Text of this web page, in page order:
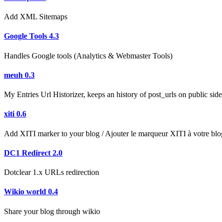
Add XML Sitemaps
Google Tools 4.3
Handles Google tools (Analytics & Webmaster Tools)
meuh 0.3
My Entries Url Historizer, keeps an history of post_urls on public side
xiti 0.6
Add XITI marker to your blog / Ajouter le marqueur XITI à votre
DC1 Redirect 2.0
Dotclear 1.x URLs redirection
Wikio world 0.4
Share your blog through wikio